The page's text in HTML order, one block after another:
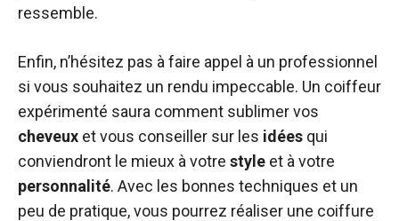
ressemble.
Enfin, n’hésitez pas à faire appel à un professionnel
si vous souhaitez un rendu impeccable. Un coiffeur
expérimenté saura comment sublimer vos
cheveux et vous conseiller sur les idées qui
conviendront le mieux à votre style et à votre
personnalité. Avec les bonnes techniques et un
peu de pratique, vous pourrez réaliser une coiffure